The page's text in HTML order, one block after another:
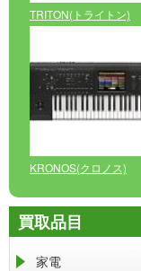
TRITON(トライトン)
KRONOS(クロノス)
買取品目
家電